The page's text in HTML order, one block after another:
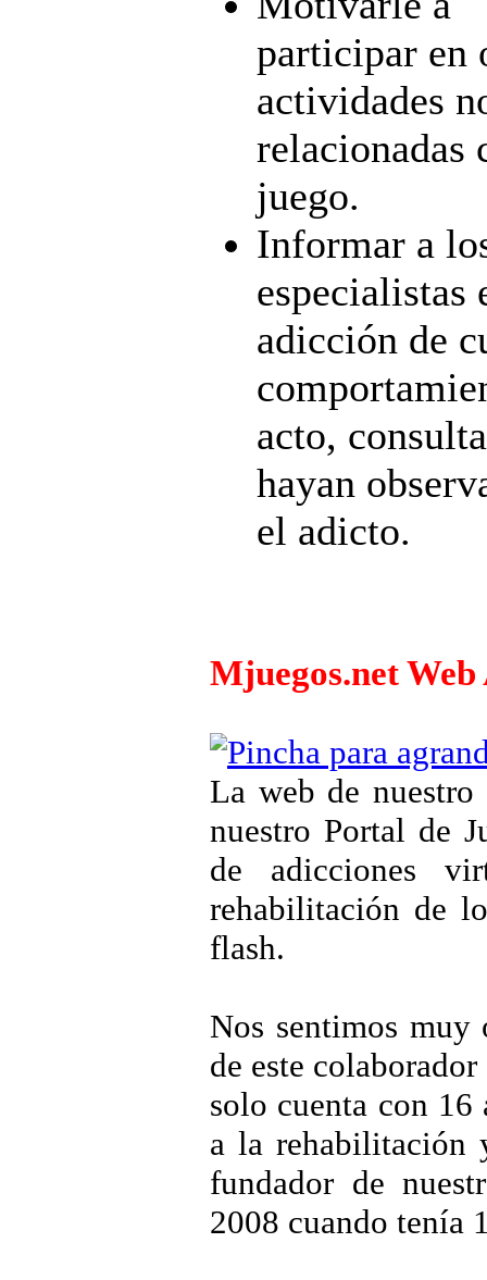
participar en
actividades
relacionadas
juego.
Informar a
especialistas
adicción de
acto,
hayan
el adicto.
Mjuegos.net
La web de
nuestro Portal de
de adicciones
rehabilitación de
flash.
Nos sentimos
de este
solo cuenta con 16
a la rehabilitación
fundador de
2008 cuando tenía